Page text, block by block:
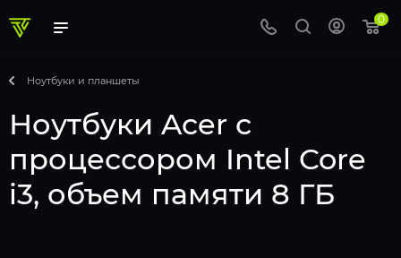
0
Ноутбуки и планшеты
Ноутбуки Acer с
процессором Intel Core
i3, объем памяти 8 ГБ